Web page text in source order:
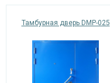
Тамбурная дверь DMP-025